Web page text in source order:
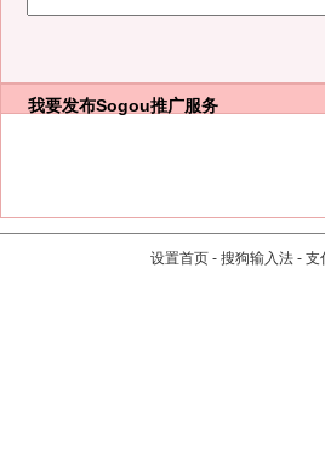
我要发布Sogou推广服务
设置首页 - 搜狗输入法 - 支